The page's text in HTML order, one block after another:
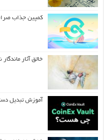
کمپین جذاب
خالق آثار
آموزش تبدیل